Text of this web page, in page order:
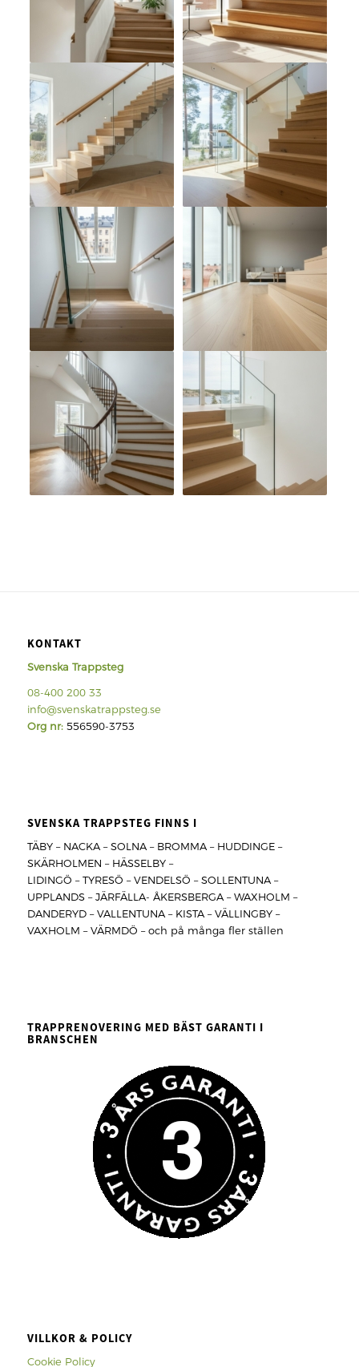
KONTAKT
Svenska Trappsteg
08-400 200 33
info@svenskatrappsteg.se
Org nr:556590-3753
SVENSKA TRAPPSTEG FINNS I
TÄBY – NACKA – SOLNA – BROMMA – HUDDINGE –
SKÄRHOLMEN – HÄSSELBY –
LIDINGÖ – TYRESÖ – VENDELSÖ – SOLLENTUNA –
UPPLANDS – JÄRFÄLLA- ÅKERSBERGA – WAXHOLM –
DANDERYD – VALLENTUNA – KISTA – VÄLLINGBY –
VAXHOLM – VÄRMDÖ – och på många fler ställen
TRAPPRENOVERING MED BÄST GARANTI I
BRANSCHEN
VILLKOR & POLICY
Cookie Policy